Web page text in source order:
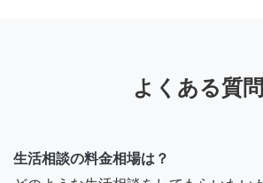
よくある質問
生活相談の料金相場は？